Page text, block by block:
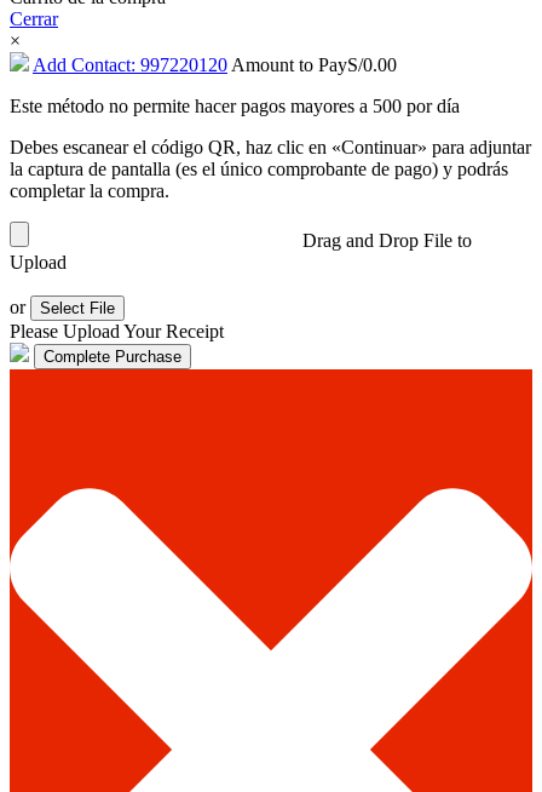
Cerrar
×
Add Contact: 997220120 Amount to PayS/0.00
Este método no permite hacer pagos mayores a 500 por día
Debes escanear el código QR, haz clic en «Continuar» para adjuntar
la captura de pantalla (es el único comprobante de pago) y podrás
completar la compra.
Drag and Drop File to
Upload
or Select File
Please Upload Your Receipt